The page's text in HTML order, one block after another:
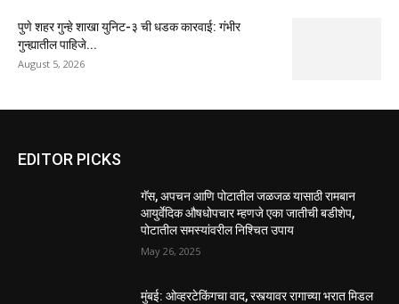
पुणे शहर गुन्हे शाखा युनिट-३ ची धडक कारवाई: गंभीर
गुन्ह्यातील पाहिजे...
August 5, 2026
EDITOR PICKS
गॅस, अपचन आणि पोटातील जळजळ यासाठी रामबान
आयुर्वेदिक औषधोपचार म्हणजे एका जातीची बडीशेप,
पोटातील समस्यांवरील निश्चित उपाय
May 26, 2025
मुंबई: ओव्हरटेकिंगचा वाद, रस्त्यावर रागाच्या भरात मिडल